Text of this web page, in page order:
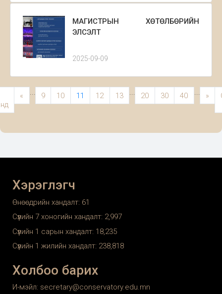
МАГИСТРЫН ХӨТӨЛБӨРИЙН
ЭЛСЭЛТ
2025-09-09
« ... 9 10 11 12 13 ... 20 30 40 ... »
Хэрэглэгч
Өнөөдрийн хандалт: 61
Сүүлийн 7 хоногийн хандалт: 2,997
Сүүлийн 1 сарын хандалт: 18,235
Сүүлийн 1 жилийн хандалт: 238,818
Холбоо барих
И-мэйл: secretary@conservatory.edu.mn